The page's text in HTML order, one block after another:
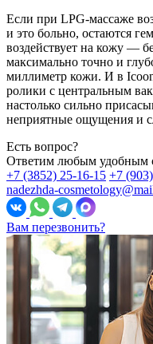
Если при LPG-массаже
и это больно, остаются
воздействует на кожу —
максимально точно и
миллиметр кожи. И в
ролики с центральным
настолько сильно
неприятные ощущения и
Есть вопрос?
Ответим любым удобным
+7 (3852) 25-16-15 +7
nadezhda-
Вам перезвонить?